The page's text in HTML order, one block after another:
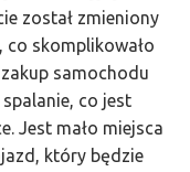
został zmieniony
co skomplikowało
samochodu
co jest
Jest mało miejsca
który będzie